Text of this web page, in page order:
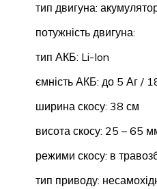
тип двигуна:
потужність двигуна:
тип АКБ: Li-Ion
ємність АКБ: до 5 Аг /
ширина скосу: 38 см
висота скосу: 25 – 65
режими скосу: в
тип приводу: